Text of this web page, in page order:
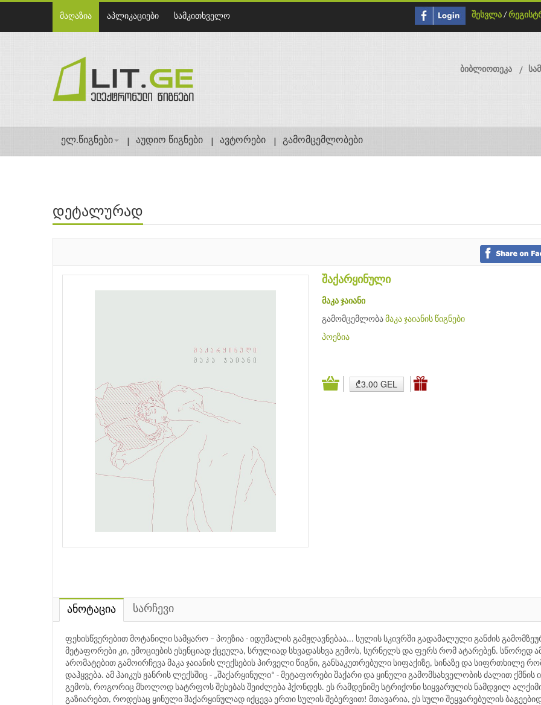
მაღაზია აპლიკაციები სამკითხველო შესვლა /
ბიბლიოთეკა
ელ.წიგნები აუდიო წიგნები ავტორები გამომცემლობები
დეტალურად
შაქარყინული
მაკა ჯაიანი
გამომცემლობა მაკა ჯაიანის წიგნები
პოეზია
₾3.00 GEL
ანოტაცია სარჩევი
ფეხისწვერებით მოტანილი სამყარო – პოეზია - იდუმალის გამჟღავნებაა... სულის სკივრში გადამალული განძის
მეტაფორები კი, ემოციების ესენციად ქცეულა, სრულიად სხვადასხვა გემოს, სურნელს და ფერს რომ ატარებენ. სწორედ
არომატებით გამოირჩევა მაკა ჯაიანის ლექსების პირველი წიგნი, განსაკუთრებული სიფაქიზე, სინაზე და სიფრთხილე
დაჰყვება. ამ ჰაიკუს ჟანრის ლექსშიც - „შაქარყინული“ - მეტაფორები შაქარი და ყინული გამომსახველობის ძალით ქმნის
გემოს, როგორიც მხოლოდ სატრფოს შეხებას შეიძლება ჰქონდეს. ეს რამდენიმე სტრიქონი სიყვარულის ნამდვილ
გაზიარებთ, როდესაც ყინული შაქარყინულად იქცევა ერთი სულის შებერვით! მთავარია, ეს სული შეყვარებულის